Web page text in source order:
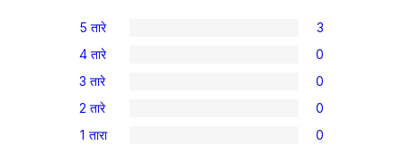
3
5-
तारांकित
परीक्षणे
5 तारे 3
0
4-
तारांकित
परीक्षणे
4 तारे 0
0
3-
तारांकित
3 तारे 0
0
2-
2 तारे 0
0
1 तारा 0